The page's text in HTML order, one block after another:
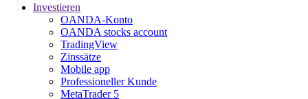
Investieren
OANDA-Konto
OANDA stocks account
TradingView
Zinssätze
Mobile app
Professioneller Kunde
MetaTrader 5